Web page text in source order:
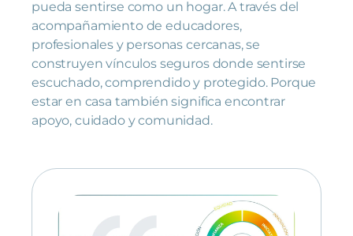
pueda sentirse como un hogar. A través del
acompañamiento de educadores,
profesionales y personas cercanas, se
construyen vínculos seguros donde sentirse
escuchado, comprendido y protegido. Porque
estar en casa también significa encontrar
apoyo, cuidado y comunidad.